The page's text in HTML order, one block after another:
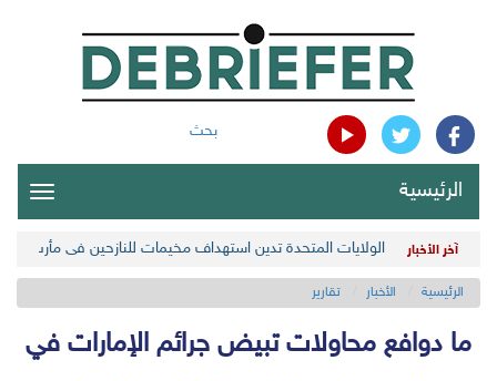
بحث
الرئيسية
آخر الأخبار الولايات المتحدة تدين استهداف مخيمات للنازحين في مأرب
الرئيسية الأخبار تقارير
ما دوافع محاولات تبيض جرائم الإمارات في